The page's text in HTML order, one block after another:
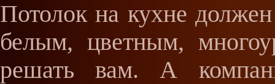
Потолок на кухне
белым, цветным,
решать вам. А